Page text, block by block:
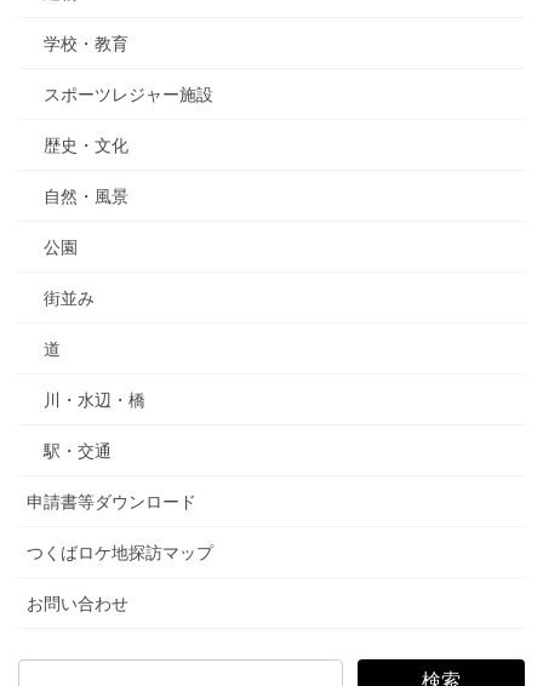
学校・教育
スポーツレジャー施設
歴史・文化
自然・風景
公園
街並み
道
川・水辺・橋
駅・交通
申請書等ダウンロード
つくばロケ地探訪マップ
お問い合わせ